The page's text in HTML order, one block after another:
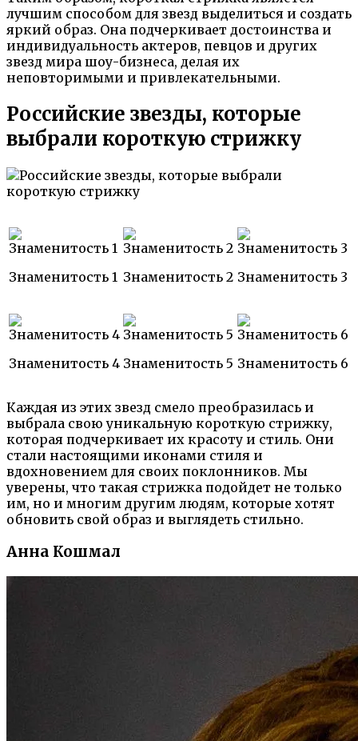
лучшим способом для звезд выделиться и создать
яркий образ. Она подчеркивает достоинства и
индивидуальность актеров, певцов и других
звезд мира шоу-бизнеса, делая их
неповторимыми и привлекательными.
Российские звезды, которые
выбрали короткую стрижку
Знаменитость 1 Знаменитость 2 Знаменитость 3
Знаменитость 4 Знаменитость 5 Знаменитость 6
Каждая из этих звезд смело преобразилась и
выбрала свою уникальную короткую стрижку,
которая подчеркивает их красоту и стиль. Они
стали настоящими иконами стиля и
вдохновением для своих поклонников. Мы
уверены, что такая стрижка подойдет не только
им, но и многим другим людям, которые хотят
обновить свой образ и выглядеть стильно.
Анна Кошмал